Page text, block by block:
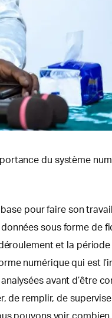
du système
pour faire son
sous forme de
et la
numérique qui est
avant d’être
remplir, de